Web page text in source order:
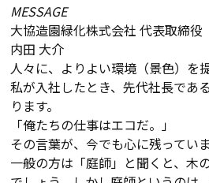
MESSAGE
大協造園緑化株式会社 代表取締役
内田 大介
人々に、よりよい環境（景色）を
私が入社したとき、先代社長であ
ります。
「俺たちの仕事はエコだ。」
その言葉が、今でも心に残っていま
一般の方は「庭師」と聞くと、木